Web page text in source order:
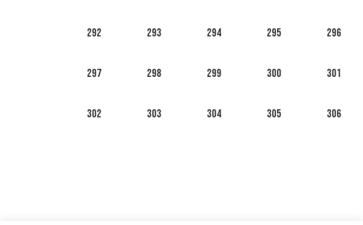
292 293 294 295 296
297 298 299 300 301
302 303 304 305 306